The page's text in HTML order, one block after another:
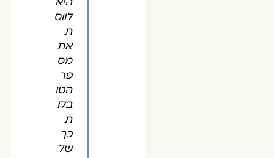
לווס
ת
את
מס
פר
הטו
בלו
ת
כך
של